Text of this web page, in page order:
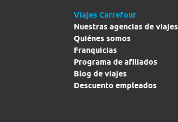
Viajes Carrefour
Nuestras agencias de viajes
Quiénes somos
Franquicias
Programa de afiliados
Blog de viajes
Descuento empleados